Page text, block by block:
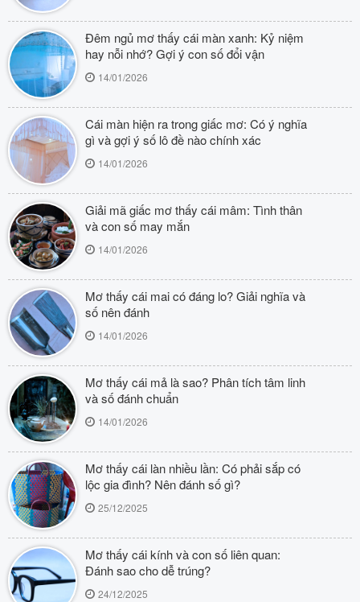
Đêm ngủ mơ thấy cái màn xanh: Kỷ niệm
hay nỗi nhớ? Gợi ý con số đổi vận
14/01/2026
Cái màn hiện ra trong giấc mơ: Có ý nghĩa
gì và gợi ý số lô đề nào chính xác
14/01/2026
Giải mã giấc mơ thấy cái mâm: Tình thân
và con số may mắn
14/01/2026
Mơ thấy cái mai có đáng lo? Giải nghĩa và
số nên đánh
14/01/2026
Mơ thấy cái mả là sao? Phân tích tâm linh
và số đánh chuẩn
14/01/2026
Mơ thấy cái làn nhiều lần: Có phải sắp có
lộc gia đình? Nên đánh số gì?
25/12/2025
Mơ thấy cái kính và con số liên quan:
Đánh sao cho dễ trúng?
24/12/2025